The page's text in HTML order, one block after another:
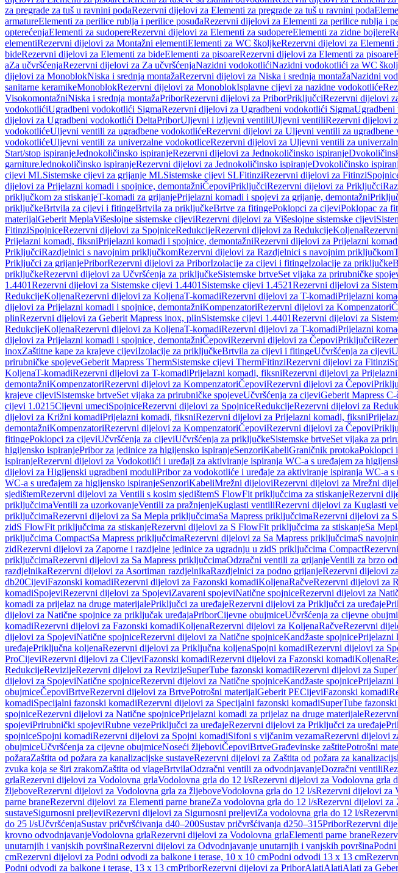
za pregrade za tuš u ravnini podaRezervni dijelovi za Elementi za pregrade za tuš u ravnini poda
armatureElementi za perilice rublja i perilice posuđaRezervni dijelovi za Elementi za perilice rublja i
opterećenjaElementi za sudopereRezervni dijelovi za Elementi za sudopereElementi za zidne bojlere
elementiRezervni dijelovi za Montažni elementiElementi za WC školjkeRezervni dijelovi za Elementi
bideRezervni dijelovi za Elementi za bideElementi za pisoareRezervni dijelovi za Elementi za pisoare
aZa učvršćenjaRezervni dijelovi za Za učvršćenjaNazidni vodokotlićiNazidni vodokotlići za WC
dijelovi za MonoblokNiska i srednja montažaRezervni dijelovi za Niska i srednja montažaNazidni
sanitarne keramikeMonoblokRezervni dijelovi za MonoblokIsplavne cijevi za nazidne vodokotliće
VisokomontažniNiska i srednja montažaPriborRezervni dijelovi za PriborPriključciRezervni dijelovi
vodokotlićiUgradbeni vodokotlići SigmaRezervni dijelovi za Ugradbeni vodokotlići SigmaUgradbeni
dijelovi za Ugradbeni vodokotlići DeltaPriborUljevni i izljevni ventiliUljevni ventiliRezervni dijelovi
vodokotlićeUljevni ventili za ugradbene vodokotlićeRezervni dijelovi za Uljevni ventili za ugradbene
vodokotlićeUljevni ventili za univerzalne vodokotliceRezervni dijelovi za Uljevni ventili za
Start/stop ispiranjeJednokoličinsko ispiranjeRezervni dijelovi za Jednokoličinsko ispiranje
garnitureJednokoličinsko ispiranjeRezervni dijelovi za Jednokoličinsko ispiranjeDvokoličinsko
cijevi MLSistemske cijevi za grijanje MLSistemske cijevi SLFitinziRezervni dijelovi za Fitinzi
dijelovi za Prijelazni komadi i spojnice, demontažniČepoviPriključciRezervni dijelovi za Priključci
priključkom za stiskanjeT-komadi za grijanjePrijelazni komadi i spojevi za grijanje, demontažni
priključkeBrtvila za cijevi i fitingeBrtvila za priključkeBrtve za fitingePoklopci za cijeviPoklopac za
materijalGeberit MeplaVišeslojne sistemske cijeviRezervni dijelovi za Višeslojne sistemske cijevi
FitinziSpojniceRezervni dijelovi za SpojniceRedukcijeRezervni dijelovi za RedukcijeKoljena
Prijelazni komadi, fiksniPrijelazni komadi i spojnice, demontažniRezervni dijelovi za Prijelazni
PriključciRazdjelnici s navojnim priključkomRezervni dijelovi za Razdjelnici s navojnim priključkom
Priključci za grijanjePriborRezervni dijelovi za PriborIzolacije za cijevi i fitingeIzolacije za priključke
priključkeRezervni dijelovi za Učvršćenja za priključkeSistemske brtveSet vijaka za prirubničke
1.4401Rezervni dijelovi za Sistemske cijevi 1.4401 Sistemske cijevi 1.4521Rezervni dijelovi za
RedukcijeKoljenaRezervni dijelovi za KoljenaT-komadiRezervni dijelovi za T-komadiPrijelazni
dijelovi za Prijelazni komadi i spojnice, demontažniKompenzatoriRezervni dijelovi za Kompenzatori
plinRezervni dijelovi za Geberit Mapress inox, plinSistemske cijevi 1.4401Rezervni dijelovi za
RedukcijeKoljenaRezervni dijelovi za KoljenaT-komadiRezervni dijelovi za T-komadiPrijelazni
dijelovi za Prijelazni komadi i spojnice, demontažniČepoviRezervni dijelovi za ČepoviPriključci
inoxZaštitne kape za krajeve cijeviIzolacije za priključkeBrtvila za cijevi i fitingeUčvršćenja za cijevi
prirubničke spojeveGeberit Mapress ThermSistemske cijevi ThermFitinziRezervni dijelovi za Fitinzi
KoljenaT-komadiRezervni dijelovi za T-komadiPrijelazni komadi, fiksniRezervni dijelovi za
demontažniKompenzatoriRezervni dijelovi za KompenzatoriČepoviRezervni dijelovi za Čepovi
krajeve cijeviSistemske brtveSet vijaka za prirubničke spojeveUčvršćenja za cijeviGeberit Mapress
cijevi 1.0215Cijevni umeciSpojniceRezervni dijelovi za SpojniceRedukcijeRezervni dijelovi za
dijelovi za Križni komadiPrijelazni komadi, fiksniRezervni dijelovi za Prijelazni komadi, fiksni
demontažniKompenzatoriRezervni dijelovi za KompenzatoriČepoviRezervni dijelovi za Čepovi
fitingePoklopci za cijeviUčvršćenja za cijeviUčvršćenja za priključkeSistemske brtveSet vijaka za
higijensko ispiranjePribor za jedinice za higijensko ispiranjeSenzoriKabeliGraničnik protokaPoklopci
ispiranjeRezervni dijelovi za Vodokotlići i uređaji za aktiviranje ispiranja WC-a s uređajem za
dijelovi za Higijenski ugradbeni moduliPribor za vodokotliće i uređaje za aktiviranje ispiranja WC-a s
WC-a s uređajem za higijensko ispiranjeSenzoriKabeliMrežni dijeloviRezervni dijelovi za Mrežni
sjedištemRezervni dijelovi za Ventili s kosim sjedištemS FlowFit priključcima za stiskanjeRezervni
priključcimaVentili za uzorkovanjeVentili za pražnjenjeKuglasti ventiliRezervni dijelovi za Kuglasti
priključcimaRezervni dijelovi za Sa Mepla priključcimaSa Mapress priključcimaRezervni dijelovi za
zidS FlowFit priključcima za stiskanjeRezervni dijelovi za S FlowFit priključcima za stiskanjeSa
priključcima CompactSa Mapress priključcimaRezervni dijelovi za Sa Mapress priključcimaS
zidRezervni dijelovi za Zaporne i razdjelne jedinice za ugradnju u zidS priključcima Compact
priključcimaRezervni dijelovi za Sa Mapress priključcimaOdzračni ventili za grijanjeVentili za brzo
razdjelnikaRezervni dijelovi za Asortiman razdjelnikaRazdjelnici za podno grijanjeRezervni dijelovi
db20CijeviFazonski komadiRezervni dijelovi za Fazonski komadiKoljenaRačveRezervni dijelovi za
komadiSpojeviRezervni dijelovi za SpojeviZavareni spojeviNatične spojniceRezervni dijelovi za
komadi za prijelaz na druge materijalePriključci za uređajeRezervni dijelovi za Priključci za uređaje
dijelovi za Natične spojnice za priključak uređajaPriborCijevne obujmiceUčvršćenja za cijevne
komadiRezervni dijelovi za Fazonski komadiKoljenaRezervni dijelovi za KoljenaRačveRezervni
dijelovi za SpojeviNatične spojniceRezervni dijelovi za Natične spojniceKandžaste spojnicePrijelazni
uređajePriključna koljenaRezervni dijelovi za Priključna koljenaSpojni komadiRezervni dijelovi za
ProCijeviRezervni dijelovi za CijeviFazonski komadiRezervni dijelovi za Fazonski komadiKoljena
RedukcijeRevizijeRezervni dijelovi za RevizijeSuperTube fazonski komadiRezervni dijelovi za
dijelovi za SpojeviNatične spojniceRezervni dijelovi za Natične spojniceKandžaste spojnicePrijelazni
obujmiceČepoviBrtveRezervni dijelovi za BrtvePotrošni materijalGeberit PECijeviFazonski komadi
komadiSpecijalni fazonski komadiRezervni dijelovi za Specijalni fazonski komadiSuperTube
spojniceRezervni dijelovi za Natične spojnicePrijelazni komadi za prijelaz na druge materijale
spojeviPrirubnički spojeviRubne vezePriključci za uređajeRezervni dijelovi za Priključci za uređaje
spojniceSpojni komadiRezervni dijelovi za Spojni komadiSifoni s vijčanim vezamaRezervni dijelovi
obujmiceUčvršćenja za cijevne obujmiceNoseći žljeboviČepoviBrtveGrađevinske zaštitePotrošni
požaraZaštita od požara za kanalizacijske sustaveRezervni dijelovi za Zaštita od požara za
zvuka koja se širi zrakomZaštita od vlageBrtvilaOdzračni ventili za odvodnjavanjeDozračni ventili
grlaRezervni dijelovi za Vodolovna grlaVodolovna grla do 12 l/sRezervni dijelovi za Vodolovna grla
žljeboveRezervni dijelovi za Vodolovna grla za žljeboveVodolovna grla do 12 l/sRezervni dijelovi za
parne braneRezervni dijelovi za Elementi parne braneZa vodolovna grla do 12 l/sRezervni dijelovi za
sustaveSigurnosni preljeviRezervni dijelovi za Sigurnosni preljeviZa vodolovna grla do 12 l/s
do 25 l/sUčvršćenjaSustav pričvršćivanja d40–200Sustav pričvršćivanja d250–315PriborRezervni
krovno odvodnjavanjeVodolovna grlaRezervni dijelovi za Vodolovna grlaElementi parne brane
unutarnjih i vanjskih površinaRezervni dijelovi za Odvodnjavanje unutarnjih i vanjskih površina
cmRezervni dijelovi za Podni odvodi za balkone i terase, 10 x 10 cmPodni odvodi 13 x 13 cm
Podni odvodi za balkone i terase, 13 x 13 cmPriborRezervni dijelovi za PriborAlatiAlatiAlati za